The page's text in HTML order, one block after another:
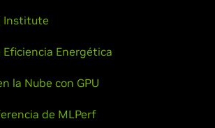
Institute
Eficiencia Energética
la Nube con GPU
de MLPerf